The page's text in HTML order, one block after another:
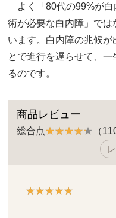
よく「80代の99%が白
術が必要な白内障」で
います。白内障の兆候が
とで進行を遅らせて、
るのです。
商品レビュー
総合点
（